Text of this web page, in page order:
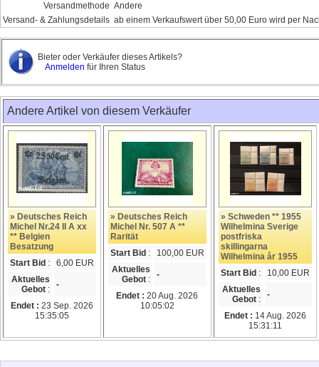
Versandmethode Andere
Versand- & Zahlungsdetails ab einem Verkaufswert über 50,00 Euro wird per
Bieter oder Verkäufer dieses Artikels?
Anmelden für Ihren Status
Andere Artikel von diesem Verkäufer
» Deutsches Reich
Michel Nr.24 II A xx
** Belgien
Besatzung
Start Bid :
6,00 EUR
Aktuelles
Gebot : -
Endet : 23 Sep. 2026
15:35:05
» Deutsches Reich
Michel Nr. 507 A **
Rarität
Start Bid :
100,00 EUR
Aktuelles
Gebot : -
Endet : 20 Aug. 2026
10:05:02
» Schweden ** 1955
Wilhelmina Sverige
postfriska
skillingarna
Wilhelmina år 1955
Start Bid :
10,00 EUR
Aktuelles
Gebot : -
Endet : 14 Aug. 2026
15:31:11